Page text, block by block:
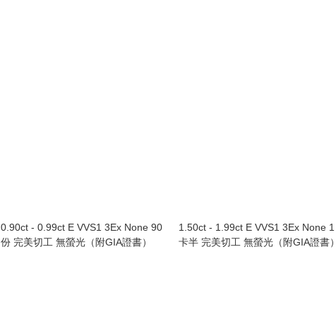
0.90ct - 0.99ct E VVS1 3Ex None 90
份 完美切工 無螢光（附GIA證書）
1.50ct - 1.99ct E VVS1 3Ex None 1
卡半 完美切工 無螢光（附GIA證書）